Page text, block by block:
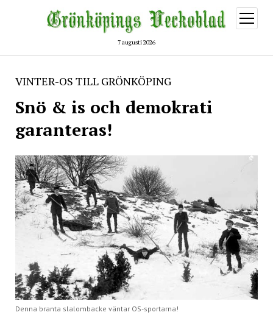
7 augusti 2026
öppna
meny
VINTER-OS TILL GRÖNKÖPING
Snö & is och demokrati
garanteras!
Denna branta slalombacke väntar OS-sportarna!